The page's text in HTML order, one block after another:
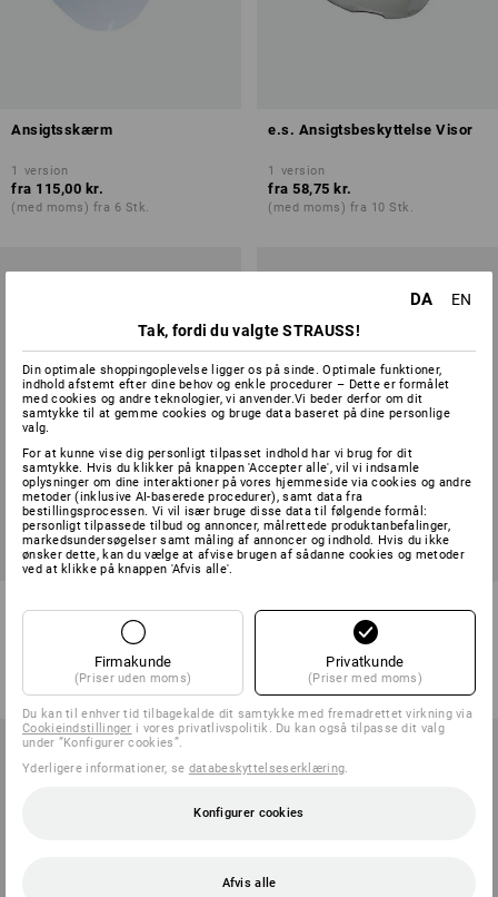
Ansigtsskærm
1 version
fra 115,00 kr.
(med moms) fra 6 Stk.
e.s. Ansigtsbeskyttelse Visor
1 version
fra 58,75 kr.
(med moms) fra 10 Stk.
(med moms) fra 100 Stk.
218,75 kr.
(med moms) fra 6 Stk.
DA
EN
Tak, fordi du valgte STRAUSS!
Din optimale shoppingoplevelse ligger os på sinde. Optimale funktioner,
indhold afstemt efter dine behov og enkle procedurer – Dette er formålet
med cookies og andre teknologier, vi anvender.Vi beder derfor om dit
samtykke til at gemme cookies og bruge data baseret på dine personlige
valg.
For at kunne vise dig personligt tilpasset indhold har vi brug for dit
samtykke. Hvis du klikker på knappen 'Accepter alle', vil vi indsamle
oplysninger om dine interaktioner på vores hjemmeside via cookies og andre
metoder (inklusive AI-baserede procedurer), samt data fra
bestillingsprocessen. Vi vil især bruge disse data til følgende formål:
personligt tilpassede tilbud og annoncer, målrettede produktanbefalinger,
markedsundersøgelser samt måling af annoncer og indhold. Hvis du ikke
ønsker dette, kan du vælge at afvise brugen af sådanne cookies og metoder
ved at klikke på knappen 'Afvis alle'.
Firmakunde
(Priser uden moms)
Privatkunde
(Priser med moms)
Du kan til enhver tid tilbagekalde dit samtykke med fremadrettet virkning via
Cookieindstillinger i vores privatlivspolitik. Du kan også tilpasse dit valg
under ”Konfigurer cookies”.
Yderligere informationer, se databeskyttelseserklæring.
Konfigurer cookies
Afvis alle